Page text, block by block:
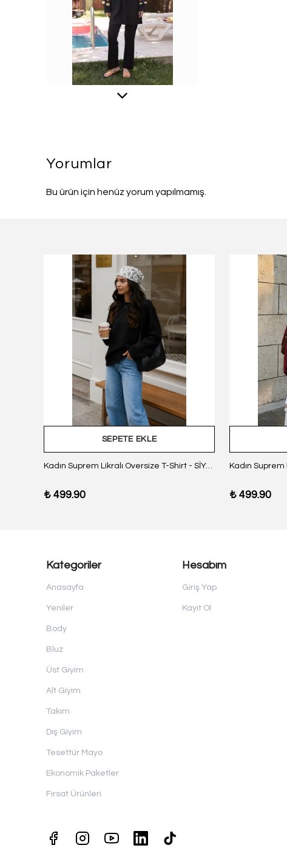
Yorumlar
Bu ürün için henüz yorum yapılmamış.
SEPETE EKLE
Kadın Suprem Likralı Oversize T-Shirt - SİYAH
₺ 499.90 ₺ 499.90
Kategoriler
Anasayfa
Yeniler
Body
Bluz
Üst Giyim
Alt Giyim
Takım
Dış Giyim
Tesettür Mayo
Ekonomik Paketler
Fırsat Ürünleri
Hesabım
Giriş Yap
Kayıt Ol